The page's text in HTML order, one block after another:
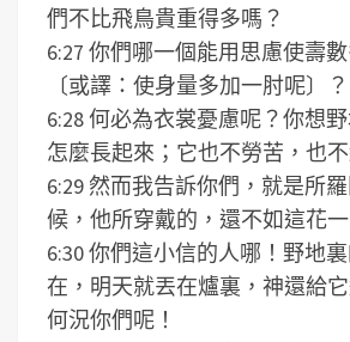
們不比飛鳥貴重得多嗎？
6:27 你們哪一個能用思慮使壽
〔或譯：使身量多加一肘呢〕？
6:28 何必為衣裳憂慮呢？你想
怎麼長起來；它也不勞苦，也不
6:29 然而我告訴你們，就是所
候，他所穿戴的，還不如這花一
6:30 你們這小信的人哪！野地
在，明天就丟在爐裏，神還給
何況你們呢！